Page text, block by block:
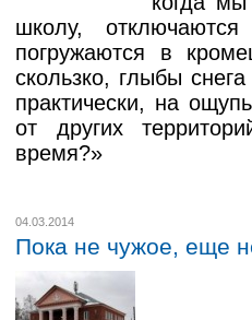
школу,
погружаются в
скользко, глыбы
практически, на
от других
время?»
04.03.2014
Пока не чужое, еще